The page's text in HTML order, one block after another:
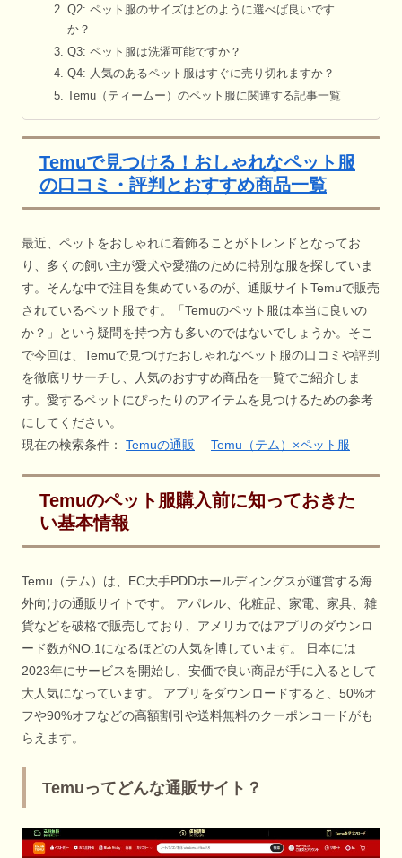
Q2: ペット服のサイズはどのように選べば良いです
か？
Q3: ペット服は洗濯可能ですか？
Q4: 人気のあるペット服はすぐに売り切れますか？
Temu（ティームー）のペット服に関連する記事一覧
Temuで見つける！おしゃれなペット服
の口コミ・評判とおすすめ商品一覧
最近、ペットをおしゃれに着飾ることがトレンドとなってお
り、多くの飼い主が愛犬や愛猫のために特別な服を探していま
す。そんな中で注目を集めているのが、通販サイトTemuで販売
されているペット服です。「Temuのペット服は本当に良いの
か？」という疑問を持つ方も多いのではないでしょうか。そこ
で今回は、Temuで見つけたおしゃれなペット服の口コミや評判
を徹底リサーチし、人気のおすすめ商品を一覧でご紹介しま
す。愛するペットにぴったりのアイテムを見つけるための参考
にしてください。
現在の検索条件： Temuの通販 Temu（テム）×ペット服
Temuのペット服購入前に知っておきた
い基本情報
Temu（テム）は、EC大手PDDホールディングスが運営する海
外向けの通販サイトです。 アパレル、化粧品、家電、家具、雑
貨などを破格で販売しており、アメリカではアプリのダウンロ
ード数がNO.1になるほどの人気を博しています。 日本には
2023年にサービスを開始し、安価で良い商品が手に入るとして
大人気になっています。 アプリをダウンロードすると、50%オ
フや90%オフなどの高額割引や送料無料のクーポンコードがも
らえます。
Temuってどんな通販サイト？